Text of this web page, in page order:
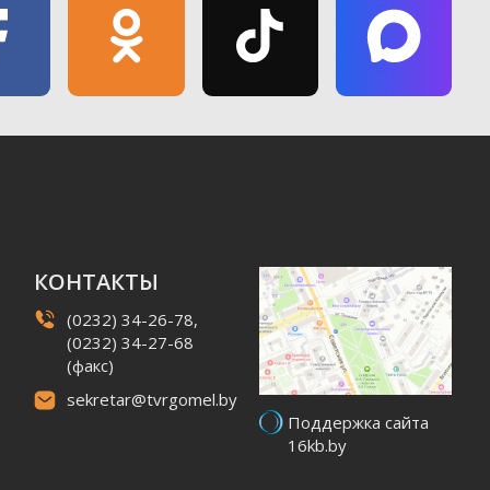
КОНТАКТЫ
(0232) 34-26-78,
(0232) 34-27-68
(факс)
sekretar@tvrgomel.by
Поддержка сайта
16kb.by